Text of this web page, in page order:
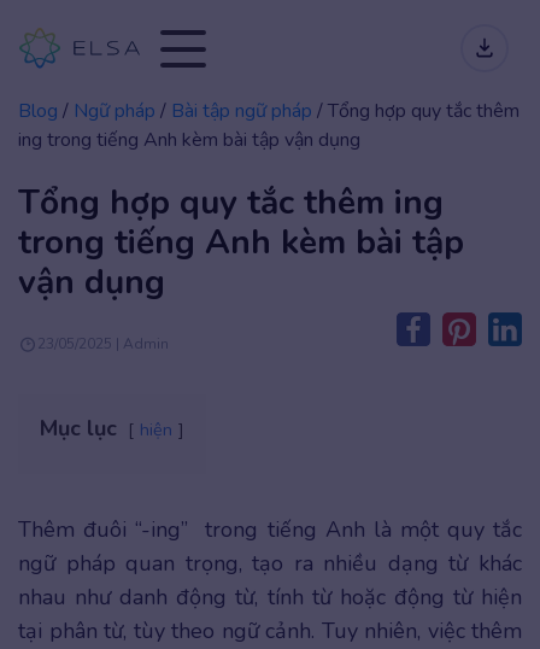
Blog / Ngữ pháp / Bài tập ngữ pháp /Tổng hợp quy tắc thêm
ing trong tiếng Anh kèm bài tập vận dụng
Tổng hợp quy tắc thêm ing
trong tiếng Anh kèm bài tập
vận dụng
23/05/2025 | Admin
Mục lục hiện
Thêm đuôi “-ing” trong tiếng Anh là một quy tắc
ngữ pháp quan trọng, tạo ra nhiều dạng từ khác
nhau như danh động từ, tính từ hoặc động từ hiện
tại phân từ, tùy theo ngữ cảnh. Tuy nhiên, việc thêm